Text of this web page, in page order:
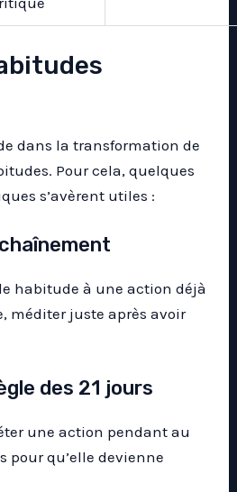
dans la transformation de
Pour cela, quelques
s’avèrent utiles :
habitude à une action déjà
méditer juste après avoir
des 21 jours
une action pendant au
pour qu’elle devienne